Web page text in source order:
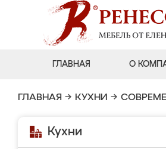
ГЛАВНАЯ О
ГЛАВНАЯ → КУХНИ →
Кухни